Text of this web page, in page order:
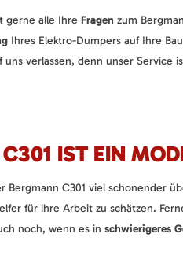
gerne alle Ihre Fragen zum
Ihres Elektro-Dumpers auf Ihre
verlassen, denn unser Service
IST EIN
Bergmann C301 viel schonender
für ihre Arbeit zu schätzen.
noch, wenn es in schwierigeres